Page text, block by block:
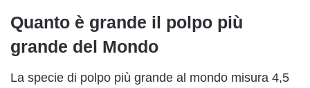
Quanto è grande il polpo più
grande del Mondo
La specie di polpo più grande al mondo misura 4,5